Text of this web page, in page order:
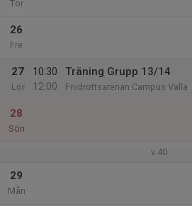
Tor
26
Fre
27
Lör
10:30
12:00
Träning Grupp 13/14
Friidrottsarenan Campus Valla
28
Sön
v.40
29
Mån